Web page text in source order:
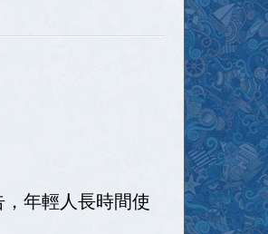
年輕人長時間使